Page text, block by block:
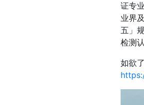
证专
业界
五」
检测
如欲